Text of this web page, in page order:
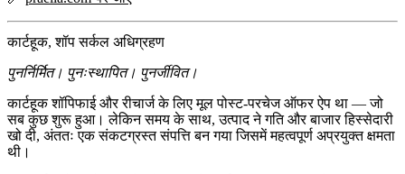
कार्टहूक, शॉप सर्कल अधिग्रहण
पुनर्निर्मित। पुनःस्थापित। पुनर्जीवित।
कार्टहूक शॉपिफाई और रीचार्ज के लिए मूल पोस्ट-परचेज ऑफर ऐप था — जो
सब कुछ शुरू हुआ। लेकिन समय के साथ, उत्पाद ने गति और बाजार हिस्सेदारी
खो दी, अंततः एक संकटग्रस्त संपत्ति बन गया जिसमें महत्वपूर्ण अप्रयुक्त क्षमता
थी।